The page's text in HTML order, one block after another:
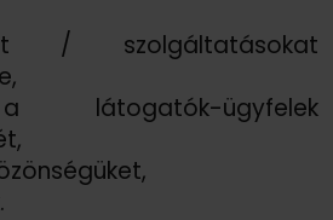
/ szolgáltatásokat
látogatók-ügyfelek